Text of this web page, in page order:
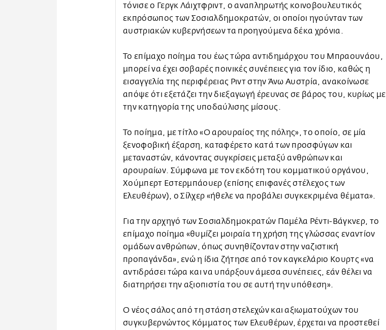
τόνισε ο Γεργκ Λάιχτφριντ, ο αναπληρωτής κοινοβουλευτικός
εκπρόσωπος των Σοσιαλδημοκρατών, οι οποίοι ηγούνταν των
αυστριακών κυβερνήσεων τα προηγούμενα δέκα χρόνια.
Το επίμαχο ποίημα του έως τώρα αντιδημάρχου του Μπραουνάου,
μπορεί να έχει σοβαρές ποινικές συνέπειες για τον ίδιο, καθώς η
εισαγγελία της περιφέρειας Ριντ στην Άνω Αυστρία, ανακοίνωσε
απόψε ότι εξετάζει την διεξαγωγή έρευνας σε βάρος του, κυρίως με
την κατηγορία της υποδαύλισης μίσους.
Το ποίημα, με τίτλο «Ο αρουραίος της πόλης», το οποίο, σε μία
ξενοφοβική έξαρση, καταφέρετο κατά των προσφύγων και
μεταναστών, κάνοντας συγκρίσεις μεταξύ ανθρώπων και
αρουραίων. Σύμφωνα με τον εκδότη του κομματικού οργάνου,
Χούμπερτ Εστερμπάουερ (επίσης επιφανές στέλεχος των
Ελευθέρων), ο Σίλχερ «ήθελε να προβάλει συγκεκριμένα θέματα».
Για την αρχηγό των Σοσιαλδημοκρατών Παμέλα Ρέντι-Βάγκνερ, το
επίμαχο ποίημα «θυμίζει μοιραία τη χρήση της γλώσσας εναντίον
ομάδων ανθρώπων, όπως συνηθίζονταν στην ναζιστική
προπαγάνδα», ενώ η ίδια ζήτησε από τον καγκελάριο Κουρτς «να
αντιδράσει τώρα και να υπάρξουν άμεσα συνέπειες, εάν θέλει να
διατηρήσει την αξιοπιστία του σε αυτή την υπόθεση».
Ο νέος σάλος από τη στάση στελεχών και αξιωματούχων του
συγκυβερνώντος Κόμματος των Ελευθέρων, έρχεται να προστεθεί